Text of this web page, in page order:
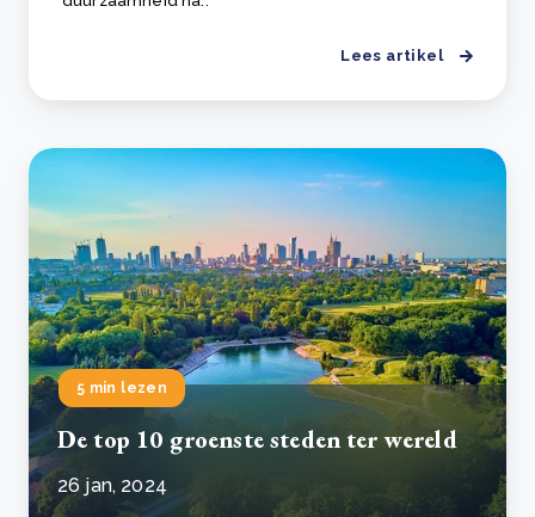
Lees artikel
5 min lezen
De top 10 groenste steden ter wereld
26 jan, 2024